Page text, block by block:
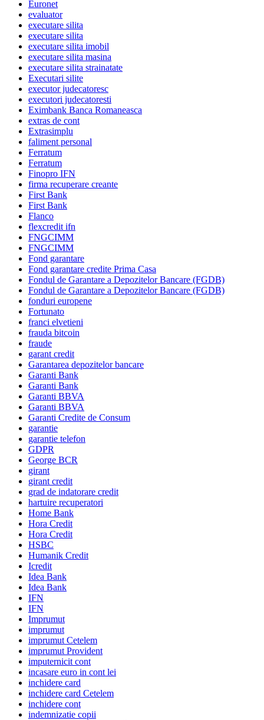
Euronet
evaluator
executare silita
executare silita
executare silita imobil
executare silita masina
executare silita strainatate
Executari silite
executor judecatoresc
executori judecatoresti
Eximbank Banca Romaneasca
extras de cont
Extrasimplu
faliment personal
Ferratum
Ferratum
Finopro IFN
firma recuperare creante
First Bank
First Bank
Flanco
flexcredit ifn
FNGCIMM
FNGCIMM
Fond garantare
Fond garantare credite Prima Casa
Fondul de Garantare a Depozitelor Bancare (FGDB)
Fondul de Garantare a Depozitelor Bancare (FGDB)
fonduri europene
Fortunato
franci elvetieni
frauda bitcoin
fraude
garant credit
Garantarea depozitelor bancare
Garanti Bank
Garanti Bank
Garanti BBVA
Garanti BBVA
Garanti Credite de Consum
garantie
garantie telefon
GDPR
George BCR
girant
girant credit
grad de indatorare credit
hartuire recuperatori
Home Bank
Hora Credit
Hora Credit
HSBC
Humanik Credit
Icredit
Idea Bank
Idea Bank
IFN
IFN
Imprumut
imprumut
imprumut Cetelem
imprumut Provident
imputernicit cont
incasare euro in cont lei
inchidere card
inchidere card Cetelem
inchidere cont
indemnizatie copii